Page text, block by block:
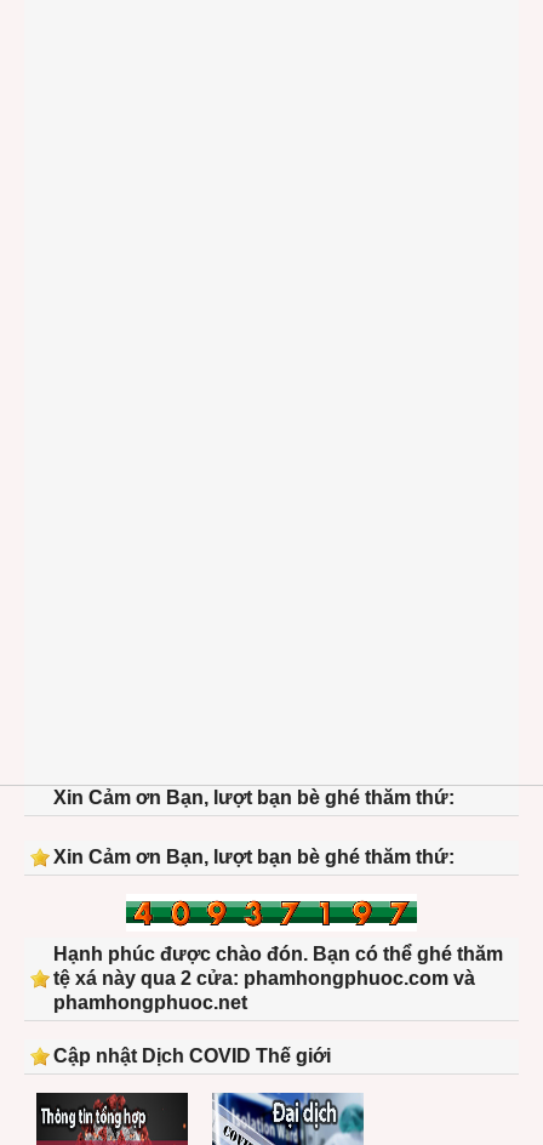
Xin Cảm ơn Bạn, lượt bạn bè ghé thăm thứ:
Xin Cảm ơn Bạn, lượt bạn bè ghé thăm thứ:
Hạnh phúc được chào đón. Bạn có thể ghé thăm
tệ xá này qua 2 cửa: phamhongphuoc.com và
phamhongphuoc.net
Cập nhật Dịch COVID Thế giới